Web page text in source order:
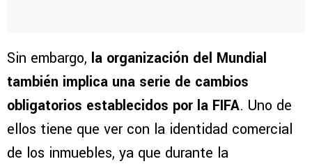
Sin embargo, la organización del Mundial
también implica una serie de cambios
obligatorios establecidos por la FIFA. Uno de
ellos tiene que ver con la identidad comercial
de los inmuebles, ya que durante la